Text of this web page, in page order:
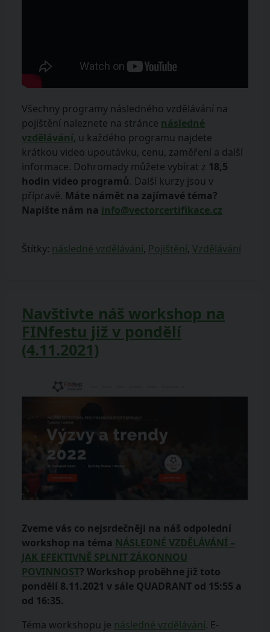
Všechny programy následného vzdělávání na
pojištění naleznete na stránce následné
vzdělávání, u každého programu najdete
krátkou video upoutávku, cenu, zaměření a další
informace. Dohromady můžete vybírat z 18,5
hodin video programů. Další kurzy jsou v
přípravě. Máte námět na zajímavé téma?
Napište nám na info@vectorcertifikace.cz
Štítky: následné vzdělávání, Pojištění, Vzdělávání
Navštivte náš workshop na
FINfestu již v pondělí
(4.11.2021)
Zveme vás co nejsrdečněji na náš odpolední
workshop na téma NÁSLEDNÉ VZDĚLÁVÁNÍ –
JAK EFEKTIVNĚ SPLNIT ZÁKONNOU
POVINNOST? Workshop proběhne již toto
pondělí 8.11.2021 v sále QUADRANT od 15:55 a
od 16:35.
Téma workshopu je následné vzdělávání. E-